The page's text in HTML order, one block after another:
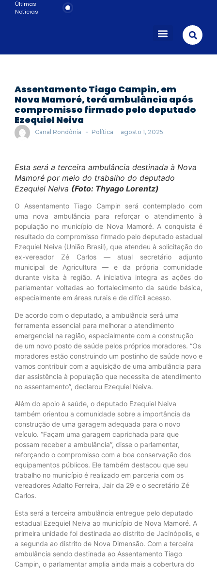
Últimas
Notícias
Assentamento Tiago Campin, em
Nova Mamoré, terá ambulância após
compromisso firmado pelo deputado
Ezequiel Neiva
Canal Rondônia - Política agosto 1, 2025
Esta será a terceira ambulância destinada à Nova
Mamoré por meio do trabalho do deputado
Ezequiel Neiva (Foto: Thyago Lorentz)
O Assentamento Tiago Campin será contemplado com
uma nova ambulância para reforçar o atendimento à
população no município de Nova Mamoré. A conquista é
resultado do compromisso firmado pelo deputado estadual
Ezequiel Neiva (União Brasil), que atendeu à solicitação do
ex-vereador Zé Carlos — atual secretário adjunto
municipal de Agricultura — e da própria comunidade
durante visita à região. A iniciativa integra as ações do
parlamentar voltadas ao fortalecimento da saúde básica,
especialmente em áreas rurais e de difícil acesso.
De acordo com o deputado, a ambulância será uma
ferramenta essencial para melhorar o atendimento
emergencial na região, especialmente com a construção
de um novo posto de saúde pelos próprios moradores. “Os
moradores estão construindo um postinho de saúde novo e
vamos contribuir com a aquisição de uma ambulância para
dar assistência à população que necessita de atendimento
no assentamento”, declarou Ezequiel Neiva.
Além do apoio à saúde, o deputado Ezequiel Neiva
também orientou a comunidade sobre a importância da
construção de uma garagem adequada para o novo
veículo. “Façam uma garagem caprichada para que
possam receber a ambulância”, disse o parlamentar,
reforçando o compromisso com a boa conservação dos
equipamentos públicos. Ele também destacou que seu
trabalho no município é realizado em parceria com os
vereadores Adalto Ferreira, Jair da 29 e o secretário Zé
Carlos.
Esta será a terceira ambulância entregue pelo deputado
estadual Ezequiel Neiva ao município de Nova Mamoré. A
primeira unidade foi destinada ao distrito de Jacinópolis, e
a segunda ao distrito de Nova Dimensão. Com a terceira
ambulância sendo destinada ao Assentamento Tiago
Campin, o parlamentar amplia ainda mais a cobertura do